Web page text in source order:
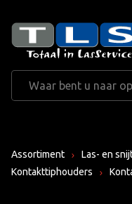
Assortiment Las- en
Kontakttiphouders